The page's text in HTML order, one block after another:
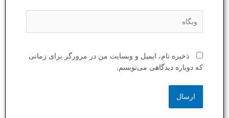
ذخیره نام، ایمیل و وبسایت من در مرورگر برای زمانی
که دوباره دیدگاهی می‌نویسم.